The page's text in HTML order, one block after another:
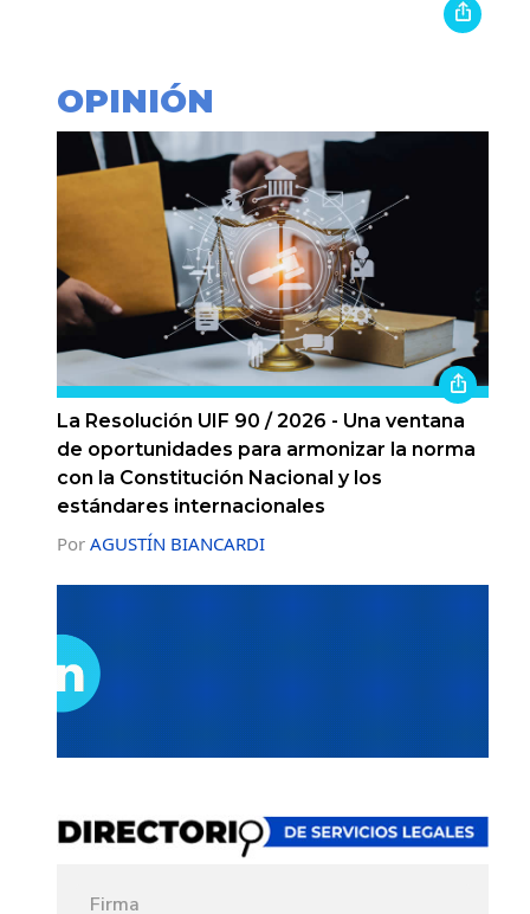
OPINIÓN
La Resolución UIF 90 / 2026 - Una ventana
de oportunidades para armonizar la norma
con la Constitución Nacional y los
estándares internacionales
Por AGUSTÍN BIANCARDI